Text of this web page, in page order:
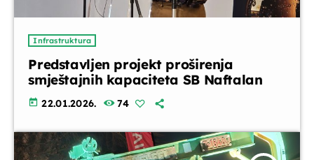
Infrastruktura
Predstavljen projekt proširenja
smještajnih kapaciteta SB Naftalan
today 22.01.2026. 74